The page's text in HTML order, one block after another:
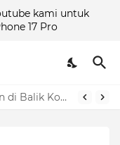
kami untuk
17 Pro
Ustaz Don: Menegakkan Kebenaran di Balik Kontroversi